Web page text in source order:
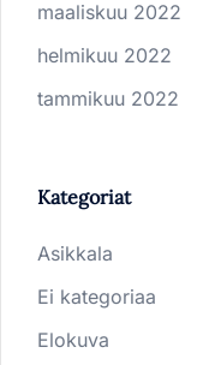
maaliskuu 2022
helmikuu 2022
tammikuu 2022
Kategoriat
Asikkala
Ei kategoriaa
Elokuva